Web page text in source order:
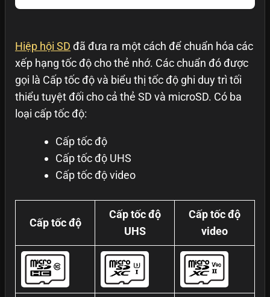
Hiệp hội SD đã đưa ra một cách để chuẩn hóa các
xếp hạng tốc độ cho thẻ nhớ. Các chuẩn đó được
gọi là Cấp tốc độ và biểu thị tốc độ ghi duy trì tối
thiểu tuyệt đối cho cả thẻ SD và microSD. Có ba
loại cấp tốc độ:
Cấp tốc độ
Cấp tốc độ UHS
Cấp tốc độ video
Cấp tốc độ
Cấp tốc độ
UHS
Cấp tốc độ
video